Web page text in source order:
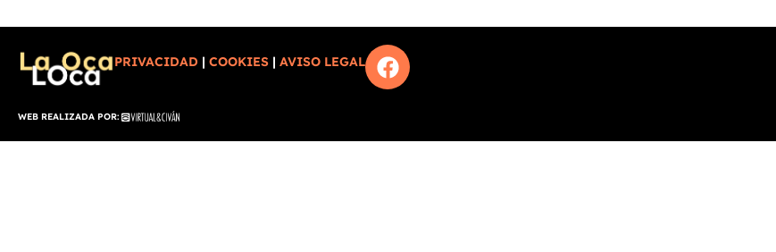
PRIVACIDAD |COOKIES |AVISO LEGAL
WEB REALIZADA POR: